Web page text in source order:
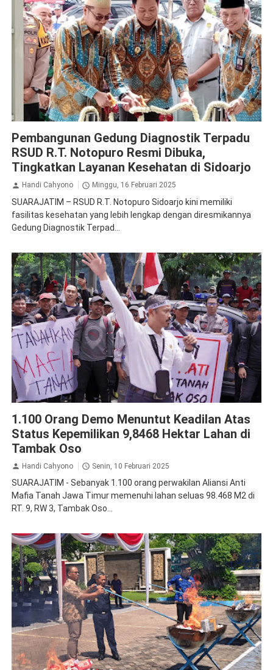
Pembangunan Gedung Diagnostik Terpadu
RSUD R.T. Notopuro Resmi Dibuka,
Tingkatkan Layanan Kesehatan di Sidoarjo
Handi Cahyono Minggu, 16 Februari 2025
SUARAJATIM – RSUD R.T. Notopuro Sidoarjo kini memiliki
fasilitas kesehatan yang lebih lengkap dengan diresmikannya
Gedung Diagnostik Terpad...
1.100 Orang Demo Menuntut Keadilan Atas
Status Kepemilikan 9,8468 Hektar Lahan di
Tambak Oso
Handi Cahyono Senin, 10 Februari 2025
SUARAJATIM - Sebanyak 1.100 orang perwakilan Aliansi Anti
Mafia Tanah Jawa Timur memenuhi lahan seluas 98.468 M2 di
RT. 9, RW 3, Tambak Oso...